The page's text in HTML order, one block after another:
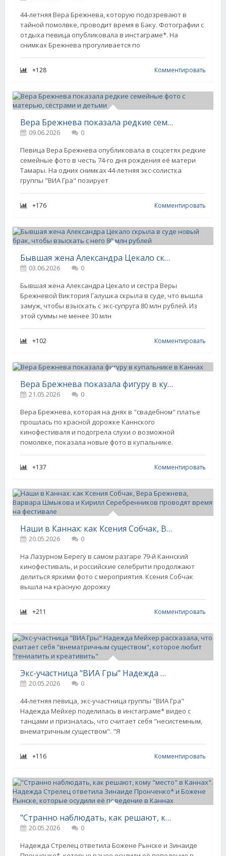
44-летняя Вера Брежнева, которую подозревают в
тайной помолвке, проводит время в Баку. Фотографии с
отдыха певица опубликовала в инстаграме*. На
снимках Брежнева прогуливается по
+128 Комментировать
Вера Брежнева показала редкие семейные фото с матерью, сёстрами и детьми
09.06.2026
0
Певица Вера Брежнева опубликовала в соцсетях редкие
семейные фото в честь 74-го дня рождения её матери
Тамары. На одних снимках 44-летняя экс-солистка
группы "ВИА Гра" позирует
+176 Комментировать
Бывшая жена Александра Цекало скрыла в суде новый брак, чтобы взыскать с него 80 млн рублей
03.06.2026
0
Бывшая жена Александра Цекало и сестра Веры
Брежневой Виктория Галушка скрыла в суде, что вышла
замуж, чтобы взыскать с экс-супруга 80 млн рублей. Из
этой суммы не менее 30 млн
+102 Комментировать
Вера Брежнева показала фигуру в купальнике в Каннах
21.05.2026
0
Вера Брежнева, которая на днях в "свадебном" платье
прошлась по красной дорожке Каннского
кинофестиваля и подогрела слухи о возможной
помолвке, показала новые фото в купальнике.
+137 Комментировать
Наши в Каннах: как Ксения Собчак, Вера Брежнева, Варвара Шмыкова и Кирилл Серебренников проводят время на фестивале
20.05.2026
0
На Лазурном Берегу в самом разгаре 79-й Каннский
кинофестиваль, и российские селебрити продолжают
делиться яркими фото с мероприятия. Ксения Собчак
вышла на красную дорожку
+211 Комментировать
Экс-участница "ВИА Гры" Надежда Мейхер рассказала, что считает себя "внематричным существом", которое любит "гениалить и креативить"
20.05.2026
0
44-летняя певица, экс-участница группы "ВИА Гра"
Надежда Мейхер поделилась в инстаграме* видео с
танцами и призналась, что считает себя "несистемным,
внематричным существом". "Я
+116 Комментировать
"Странно наблюдать, как решают, кому "место" в Каннах". Надежда Стрелец ответила Зинаиде Пронченко* и Божене Рынске, которые осудили её поведение в Каннах
20.05.2026
0
Надежда Стрелец ответила Божене Рынске и Зинаиде